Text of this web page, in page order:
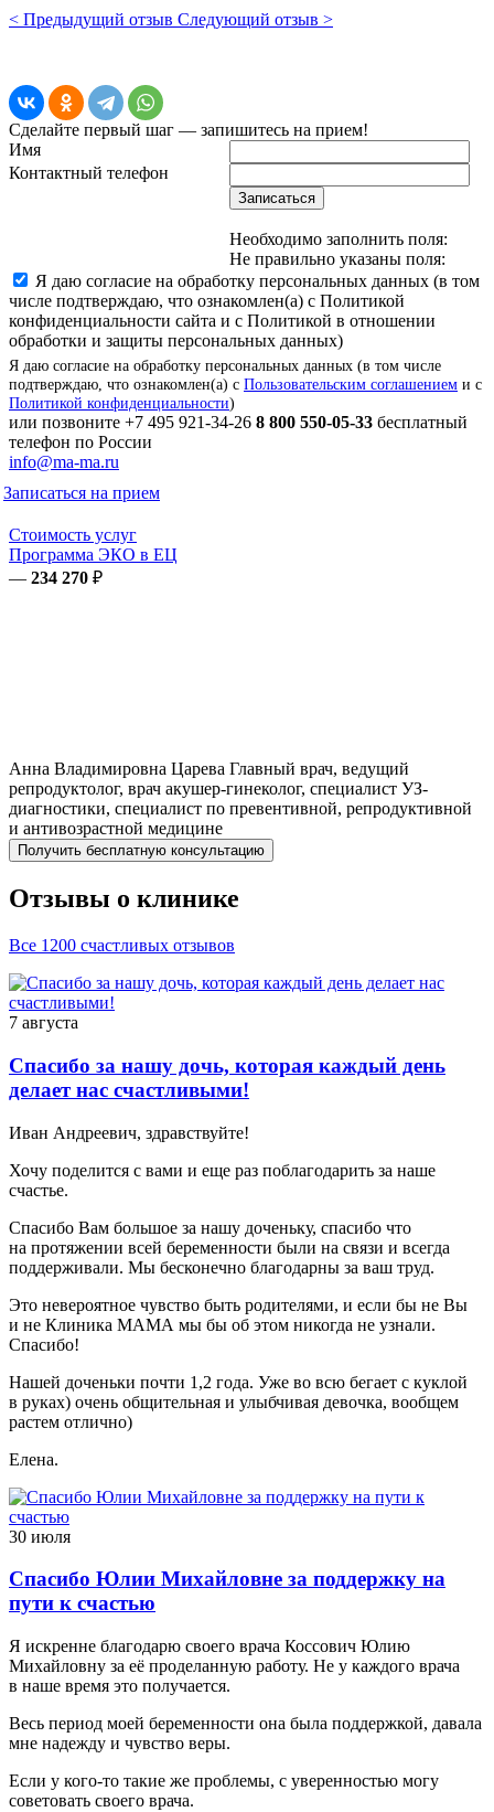
< Предыдущий отзыв Следующий отзыв >
Сделайте первый шаг — запишитесь на прием!
Имя
Контактный телефон
Записаться
Необходимо заполнить поля:
Не правильно указаны поля:
Я даю согласие на обработку персональных данных (в том
числе подтверждаю, что ознакомлен(а) с Политикой
конфиденциальности сайта и с Политикой в отношении
обработки и защиты персональных данных)
Я даю согласие на обработку персональных данных (в том числе
подтверждаю, что ознакомлен(а) с Пользовательским соглашением и с
Политикой конфиденциальности)
или позвоните +7 495 921-34-26 8 800 550-05-33 бесплатный
телефон по России
info@ma-ma.ru
Записаться на прием
Стоимость услуг
Программа ЭКО в ЕЦ
— 234 270 ₽
Анна Владимировна Царева Главный врач, ведущий
репродуктолог, врач акушер-гинеколог, специалист УЗ-
диагностики, специалист по превентивной, репродуктивной
и антивозрастной медицине
Получить бесплатную консультацию
Отзывы о клинике
Все 1200 счастливых отзывов
7 августа
Спасибо за нашу дочь, которая каждый день
делает нас счастливыми!
Иван Андреевич, здравствуйте!
Хочу поделится с вами и еще раз поблагодарить за наше
счастье.
Спасибо Вам большое за нашу доченьку, спасибо что
на протяжении всей беременности были на связи и всегда
поддерживали. Мы бесконечно благодарны за ваш труд.
Это невероятное чувство быть родителями, и если бы не Вы
и не Клиника МАМА мы бы об этом никогда не узнали.
Спасибо!
Нашей доченьки почти 1,2 года. Уже во всю бегает с куклой
в руках) очень общительная и улыбчивая девочка, вообщем
растем отлично)
Елена.
30 июля
Спасибо Юлии Михайловне за поддержку на
пути к счастью
Я искренне благодарю своего врача Коссович Юлию
Михайловну за её проделанную работу. Не у каждого врача
в наше время это получается.
Весь период моей беременности она была поддержкой, давала
мне надежду и чувство веры.
Если у кого-то такие же проблемы, с уверенностью могу
советовать своего врача.